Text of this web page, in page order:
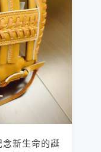
念新生命的誕